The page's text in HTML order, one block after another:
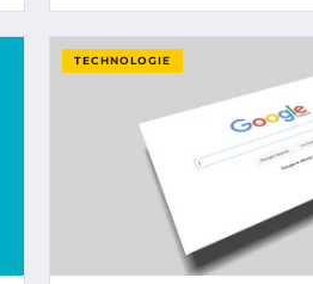
TECHNOLOGIE